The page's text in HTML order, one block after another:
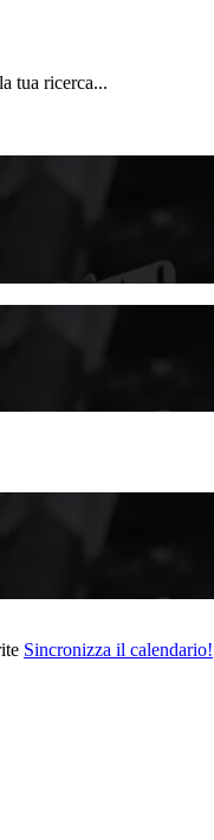
tua ricerca...
Sincronizza il calendario!